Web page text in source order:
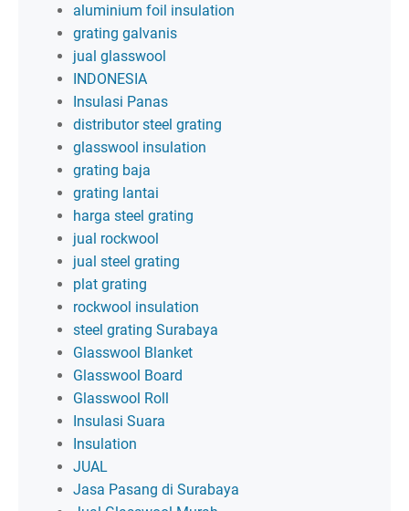
aluminium foil insulation
grating galvanis
jual glasswool
INDONESIA
Insulasi Panas
distributor steel grating
glasswool insulation
grating baja
grating lantai
harga steel grating
jual rockwool
jual steel grating
plat grating
rockwool insulation
steel grating Surabaya
Glasswool Blanket
Glasswool Board
Glasswool Roll
Insulasi Suara
Insulation
JUAL
Jasa Pasang di Surabaya